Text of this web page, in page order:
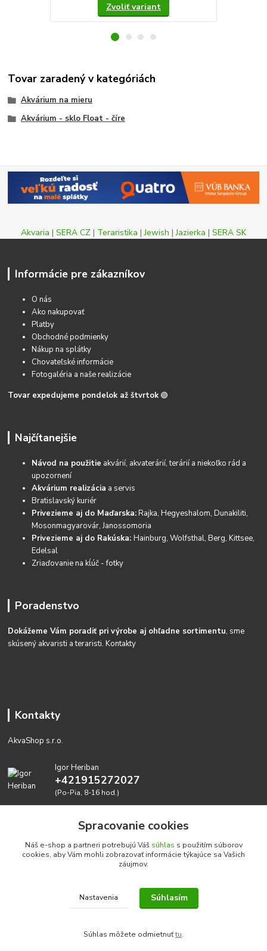
Zvoliť variant
Tovar zaradený v kategóriách
Akvárium na mieru
Akvárium - sklo Float - číre
Akvaria | SERA CZ | Teraristika |Jewish |Jazierka | SERA SK
Informácie pre zákazníkov
O nás
Ako nakupovať
Platby
Obchodné podmienky
Nákup na splátky
Chovateľské informácie
Fotogaléria a naše realizácie
Tovar expedujeme pondelok až štvrtok 🟢
Najčítanejšie
Návod na použitie akvárií, akvaterárií, terárií a niekoľko rád a
upozornení
Akvárium realizácia a servis
Bratislavský kuriér
Privezieme aj do Maďarska:Rajka, Hegyeshalom, Dunakiliti,
Mosonmagyarovár, Janossomoria
Privezieme aj do Rakúska:Hainburg, Wolfsthal, Berg, Kittsee,
Edelsal
Zriaďovanie na kĺúč - fotky
Poradenstvo
Dokážeme Vám poradiť pri výrobe aj ohľadne sortimentu, sme
skúsený akvaristi a teraristi.Kontakty
Kontakty
AkvaShop s.r.o.
Igor Heriban
+421915272027
(Po-Pia, 8-16 hod.)
Realizujeme prírodné akvária: AkvaShop s.r.o. • IBAN:
SK3911000000002947087849
Spracovanie cookies
Náš e-shop a partneri potrebujú Váš súhlas s použitím súborov
cookies, aby Vám mohli zobrazovať informácie týkajúce sa Vašich
záujmov.
Nastavenia Súhlasím
Súhlas môžete odmietnuťtu.